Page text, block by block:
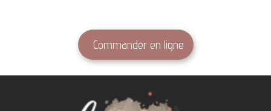
Commander en ligne